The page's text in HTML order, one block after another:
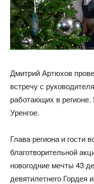
Дмитрий Артюхов
встречу с
работающих в
Уренгое.
Глава региона и гости
благотворительной
новогодние мечты 43
девятилетнего Гордея